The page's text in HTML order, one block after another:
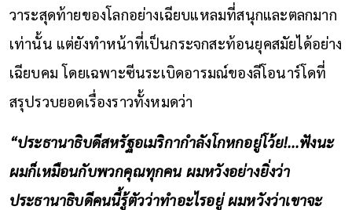
วาระสุดท้ายของโลกอย่างเฉียบแหลมที่สนุกและตลกมาก
เท่านั้น แต่ยังทำหน้าที่เป็นกระจกสะท้อนยุคสมัยได้อย่าง
เฉียบคม โดยเฉพาะซีนระเบิดอารมณ์ของลีโอนาร์โดที่
สรุปรวบยอดเรื่องราวทั้งหมดว่า
“ประธานาธิบดีสหรัฐอเมริกากำลังโกหกอยู่โว้ย!...ฟังนะ
ผมก็เหมือนกับพวกคุณทุกคน ผมหวังอย่างยิ่งว่า
ประธานาธิบดีคนนี้รู้ตัวว่าทำอะไรอยู่ ผมหวังว่าเขาจะ